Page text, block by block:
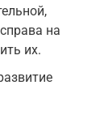
на
их.